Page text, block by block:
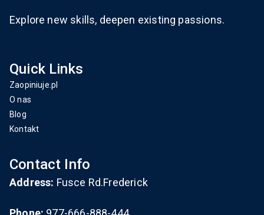
Explore new skills, deepen existing passions.
Quick Links
Zaopiniuje.pl
O nas
Blog
Kontakt
Contact Info
Address: Fusce Rd.Frederick